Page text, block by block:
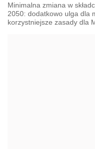
Minimalna zmiana w
2050: dodatkowo ulga dla
korzystniejsze zasady dla